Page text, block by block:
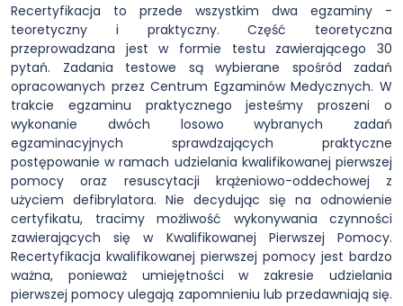
Recertyfikacja to przede wszystkim dwa egzaminy -
teoretyczny i praktyczny. Część teoretyczna
przeprowadzana jest w formie testu zawierającego 30
pytań. Zadania testowe są wybierane spośród zadań
opracowanych przez Centrum Egzaminów Medycznych. W
trakcie egzaminu praktycznego jesteśmy proszeni o
wykonanie dwóch losowo wybranych zadań
egzaminacyjnych sprawdzających praktyczne
postępowanie w ramach udzielania kwalifikowanej pierwszej
pomocy oraz resuscytacji krążeniowo-oddechowej z
użyciem defibrylatora. Nie decydując się na odnowienie
certyfikatu, tracimy możliwość wykonywania czynności
zawierających się w Kwalifikowanej Pierwszej Pomocy.
Recertyfikacja kwalifikowanej pierwszej pomocy jest bardzo
ważna, ponieważ umiejętności w zakresie udzielania
pierwszej pomocy ulegają zapomnieniu lub przedawniają się.